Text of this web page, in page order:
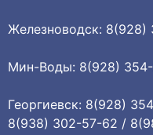
Железноводск: 8(928)
Мин-Воды: 8(928)
Георгиевск: 8(928)
8(938) 302-57-62 /